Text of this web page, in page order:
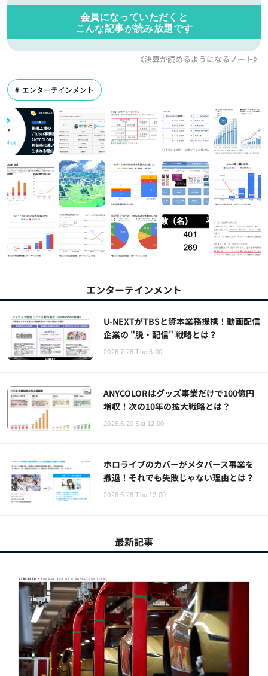
会員になっていただくと
こんな記事が読み放題です
《決算が読めるようになるノート》
エンターテインメント
エンターテインメント
U-NEXTがTBSと資本業務提携！動画配信
企業の "脱・配信" 戦略とは？
2026.7.28 Tue 6:00
ANYCOLORはグッズ事業だけで100億円
増収！次の10年の拡大戦略とは？
2026.6.20 Sat 12:00
ホロライブのカバーがメタバース事業を
撤退！それでも失敗じゃない理由とは？
2026.5.28 Thu 12:00
最新記事